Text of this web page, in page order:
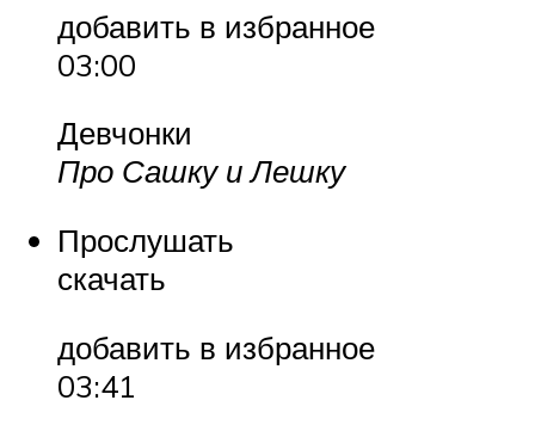
добавить в избранное
03:00
Девчонки
Про Сашку и Лешку
Прослушать
скачать
добавить в избранное
03:41